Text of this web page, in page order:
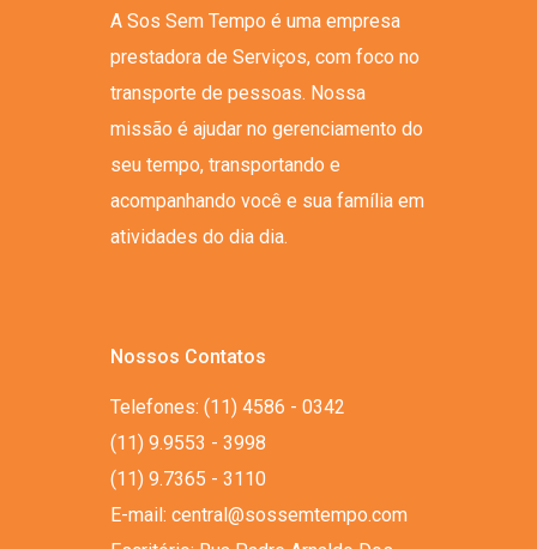
A Sos Sem Tempo é uma empresa
prestadora de Serviços, com foco no
transporte de pessoas. Nossa
missão é ajudar no gerenciamento do
seu tempo, transportando e
acompanhando você e sua família em
atividades do dia dia.
Nossos Contatos
Telefones: (11) 4586 - 0342
(11) 9.9553 - 3998
(11) 9.7365 - 3110
E-mail: central@sossemtempo.com